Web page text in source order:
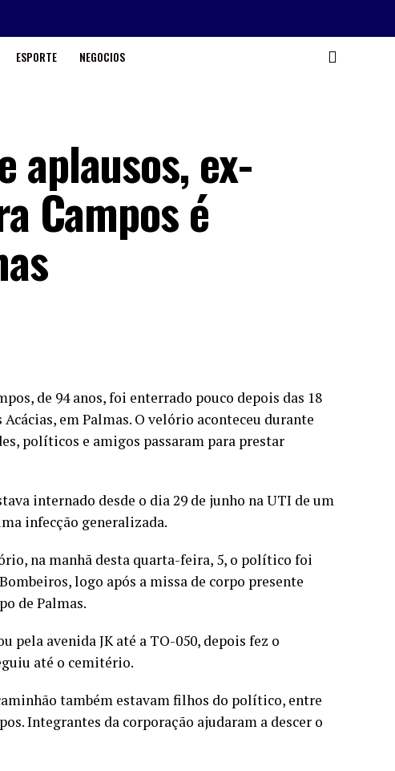
ESPORTE NEGOCIOS
aplausos, ex-
Campos é
de 94 anos, foi enterrado pouco depois das 18
em Palmas. O velório aconteceu durante
políticos e amigos passaram para prestar
internado desde o dia 29 de junho na UTI de um
infecção generalizada.
na manhã desta quarta-feira, 5, o político foi
logo após a missa de corpo presente
de Palmas.
pela avenida JK até a TO-050, depois fez o
até o cemitério.
também estavam filhos do político, entre
Integrantes da corporação ajudaram a descer o